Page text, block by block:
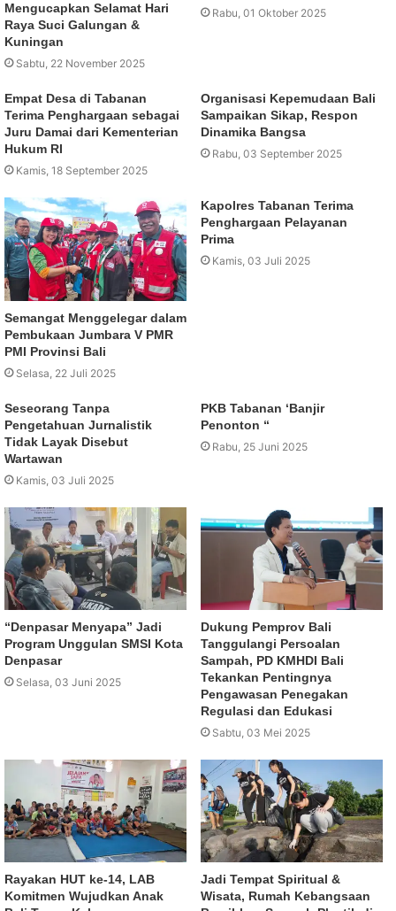
Mengucapkan Selamat Hari
Raya Suci Galungan &
Kuningan
Sabtu, 22 November 2025
Rabu, 01 Oktober 2025
Empat Desa di Tabanan
Terima Penghargaan sebagai
Juru Damai dari Kementerian
Hukum RI
Kamis, 18 September 2025
Organisasi Kepemudaan Bali
Sampaikan Sikap, Respon
Dinamika Bangsa
Rabu, 03 September 2025
Semangat Menggelegar dalam
Pembukaan Jumbara V PMR
PMI Provinsi Bali
Selasa, 22 Juli 2025
Kapolres Tabanan Terima
Penghargaan Pelayanan
Prima
Kamis, 03 Juli 2025
Seseorang Tanpa
Pengetahuan Jurnalistik
Tidak Layak Disebut
Wartawan
Kamis, 03 Juli 2025
PKB Tabanan ‘Banjir
Penonton “
Rabu, 25 Juni 2025
“Denpasar Menyapa” Jadi
Program Unggulan SMSI Kota
Denpasar
Selasa, 03 Juni 2025
Dukung Pemprov Bali
Tanggulangi Persoalan
Sampah, PD KMHDI Bali
Tekankan Pentingnya
Pengawasan Penegakan
Regulasi dan Edukasi
Sabtu, 03 Mei 2025
Rayakan HUT ke-14, LAB
Komitmen Wujudkan Anak
Jadi Tempat Spiritual &
Wisata, Rumah Kebangsaan